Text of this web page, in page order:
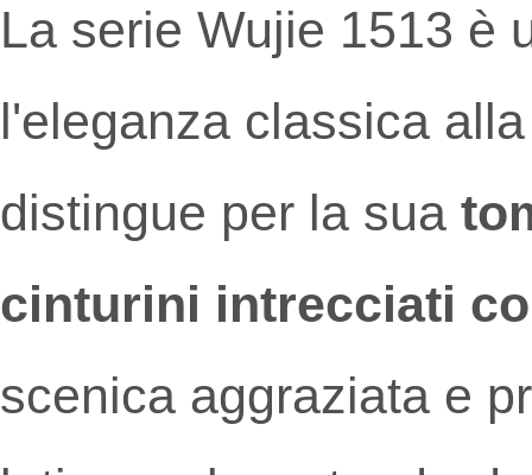
La serie Wujie 1513 è
l'eleganza classica
distingue per la sua
cinturini intrecciati
scenica aggraziata e